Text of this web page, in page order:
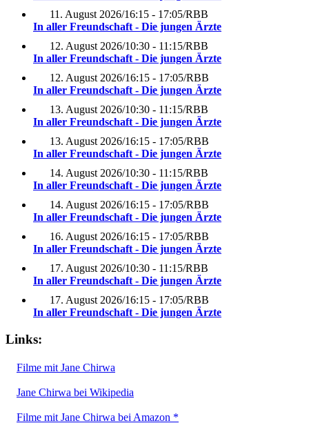
11. August 2026/16:15 - 17:05/RBB
In aller Freundschaft - Die jungen Ärzte
12. August 2026/10:30 - 11:15/RBB
In aller Freundschaft - Die jungen Ärzte
12. August 2026/16:15 - 17:05/RBB
In aller Freundschaft - Die jungen Ärzte
13. August 2026/10:30 - 11:15/RBB
In aller Freundschaft - Die jungen Ärzte
13. August 2026/16:15 - 17:05/RBB
In aller Freundschaft - Die jungen Ärzte
14. August 2026/10:30 - 11:15/RBB
In aller Freundschaft - Die jungen Ärzte
14. August 2026/16:15 - 17:05/RBB
In aller Freundschaft - Die jungen Ärzte
16. August 2026/16:15 - 17:05/RBB
In aller Freundschaft - Die jungen Ärzte
17. August 2026/10:30 - 11:15/RBB
In aller Freundschaft - Die jungen Ärzte
17. August 2026/16:15 - 17:05/RBB
In aller Freundschaft - Die jungen Ärzte
Links:
Filme mit Jane Chirwa
Jane Chirwa bei Wikipedia
Filme mit Jane Chirwa bei Amazon *